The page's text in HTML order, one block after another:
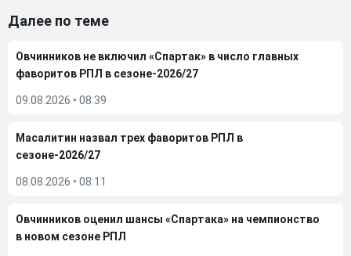
Далее по теме
Овчинников не включил «Спартак» в число главных
фаворитов РПЛ в сезоне-2026/27
09.08.2026 • 08:39
Масалитин назвал трех фаворитов РПЛ в
сезоне-2026/27
08.08.2026 • 08:11
Овчинников оценил шансы «Спартака» на чемпионство
в новом сезоне РПЛ